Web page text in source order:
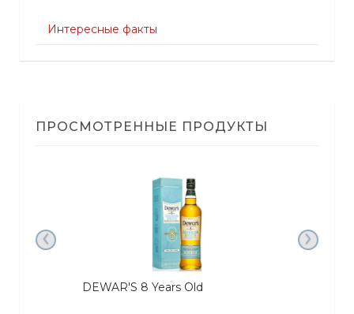
Интересные факты
ПРОСМОТРЕННЫЕ ПРОДУКТЫ
DEWAR'S 8 Years Old
‹ ›